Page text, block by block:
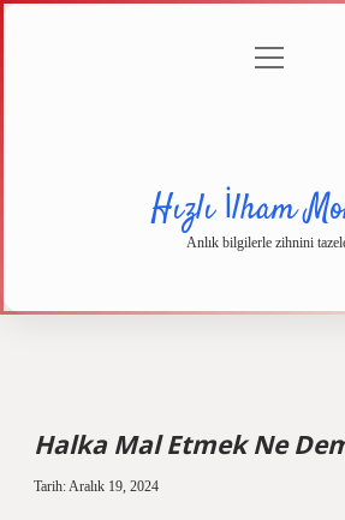
menüyü
Hızlı İlham
Anlık bilgilerle zihnini
Halka Mal Etmek Ne
Tarih: Aralık 19, 2024